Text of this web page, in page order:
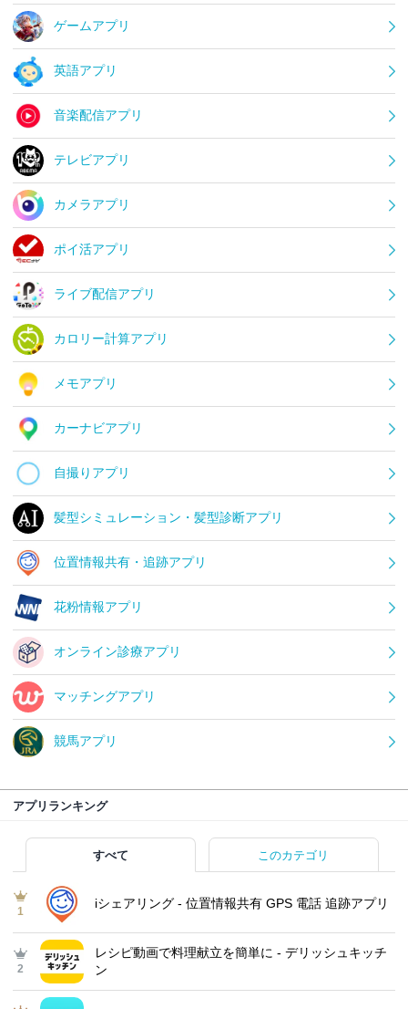
ゲームアプリ
英語アプリ
音楽配信アプリ
テレビアプリ
カメラアプリ
ポイ活アプリ
ライブ配信アプリ
カロリー計算アプリ
メモアプリ
カーナビアプリ
自撮りアプリ
髪型シミュレーション・髪型診断アプリ
位置情報共有・追跡アプリ
花粉情報アプリ
オンライン診療アプリ
マッチングアプリ
競馬アプリ
アプリランキング
すべて このカテゴリ
1
iシェアリング - 位置情報共有 GPS 電話 追跡アプリ
2
レシピ動画で料理献立を簡単‪に - デリッシュキッチ
ン